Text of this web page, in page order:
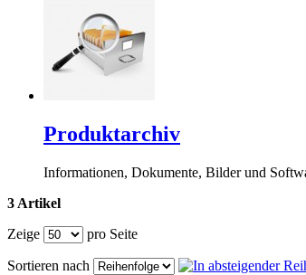
Produktarchiv
Informationen, Dokumente, Bilder und
3 Artikel
Zeige
pro Seite
Sortieren nach